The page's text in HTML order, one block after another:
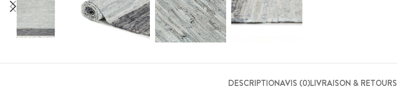
DESCRIPTIONAVIS (0)LIVRAISON & RETOURS